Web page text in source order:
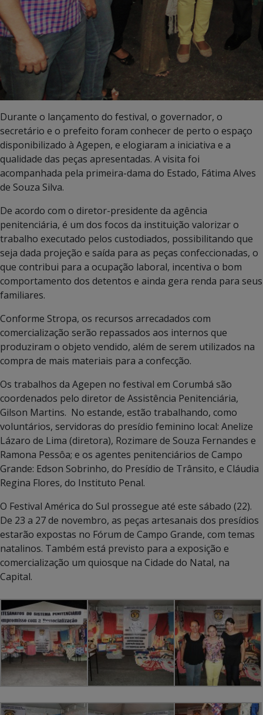
Durante o lançamento do festival, o governador, o
secretário e o prefeito foram conhecer de perto o espaço
disponibilizado à Agepen, e elogiaram a iniciativa e a
qualidade das peças apresentadas. A visita foi
acompanhada pela primeira-dama do Estado, Fátima Alves
de Souza Silva.
De acordo com o diretor-presidente da agência
penitenciária, é um dos focos da instituição valorizar o
trabalho executado pelos custodiados, possibilitando que
seja dada projeção e saída para as peças confeccionadas, o
que contribui para a ocupação laboral, incentiva o bom
comportamento dos detentos e ainda gera renda para seus
familiares.
Conforme Stropa, os recursos arrecadados com
comercialização serão repassados aos internos que
produziram o objeto vendido, além de serem utilizados na
compra de mais materiais para a confecção.
Os trabalhos da Agepen no festival em Corumbá são
coordenados pelo diretor de Assistência Penitenciária,
Gilson Martins. No estande, estão trabalhando, como
voluntários, servidoras do presídio feminino local: Anelize
Lázaro de Lima (diretora), Rozimare de Souza Fernandes e
Ramona Pessôa; e os agentes penitenciários de Campo
Grande: Edson Sobrinho, do Presídio de Trânsito, e Cláudia
Regina Flores, do Instituto Penal.
O Festival América do Sul prossegue até este sábado (22).
De 23 a 27 de novembro, as peças artesanais dos presídios
estarão expostas no Fórum de Campo Grande, com temas
natalinos. Também está previsto para a exposição e
comercialização um quiosque na Cidade do Natal, na
Capital.